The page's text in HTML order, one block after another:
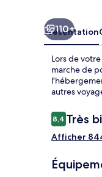
110+
Présentation
Lors de
marche de
autres
Avis
voyageurs
8,48,4 sur 10
Très
Afficher